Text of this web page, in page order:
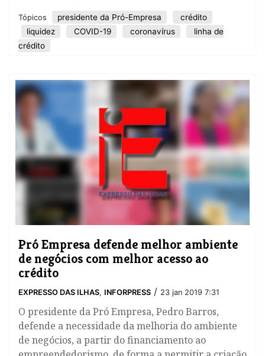
Tópicos presidente da Pró-Empresa
crédito
liquidez
COVID-19 coronavírus
linha de
crédito
Pró Empresa defende melhor ambiente
de negócios com melhor acesso ao
crédito
EXPRESSO DAS ILHAS, INFORPRESS / 23 jan 2019 7:31
​O presidente da Pró Empresa, Pedro Barros,
defende a necessidade da melhoria do ambiente
de negócios, a partir do financiamento ao